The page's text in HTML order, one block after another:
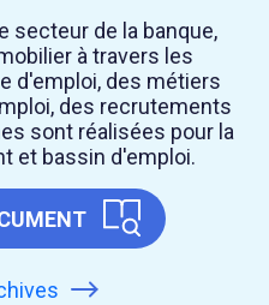
secteur de la banque,
à travers les
d'emploi, des métiers
des recrutements
sont réalisées pour la
et bassin d'emploi.